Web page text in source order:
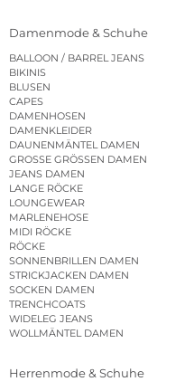
Damenmode & Schuhe
BALLOON / BARREL JEANS
BIKINIS
BLUSEN
CAPES
DAMENHOSEN
DAMENKLEIDER
DAUNENMÄNTEL DAMEN
GROSSE GRÖSSEN DAMEN
JEANS DAMEN
LANGE RÖCKE
LOUNGEWEAR
MARLENEHOSE
MIDI RÖCKE
RÖCKE
SONNENBRILLEN DAMEN
STRICKJACKEN DAMEN
SOCKEN DAMEN
TRENCHCOATS
WIDELEG JEANS
WOLLMÄNTEL DAMEN
Herrenmode & Schuhe